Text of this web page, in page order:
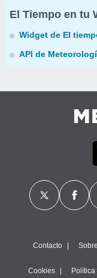
El Tiempo en tu
Widget de El
API de
Contacto
Cookies